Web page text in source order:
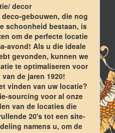
decor
gebouwen, die nog
schoonheid bestaan, is
om de perfecte locatie
avond! Als u die ideale
gevonden, kunnen we
te optimaliseren voor
de jaren 1920!
vinden van uw locatie?
sourcing voor al onze
van de locaties die
20's tot een site-
namens u, om de